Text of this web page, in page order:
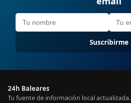
Suscribirme
24h Baleares
Tu fuente de información local actualizada.